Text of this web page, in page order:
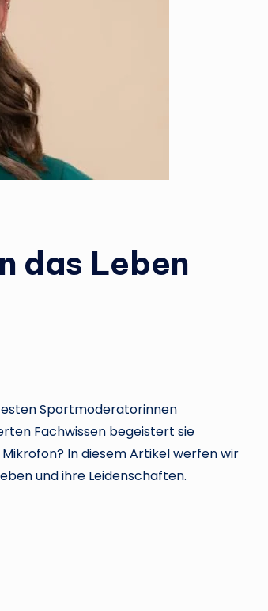
das Leben
Sportmoderatorinnen
Fachwissen begeistert sie
In diesem Artikel werfen wir
und ihre Leidenschaften.